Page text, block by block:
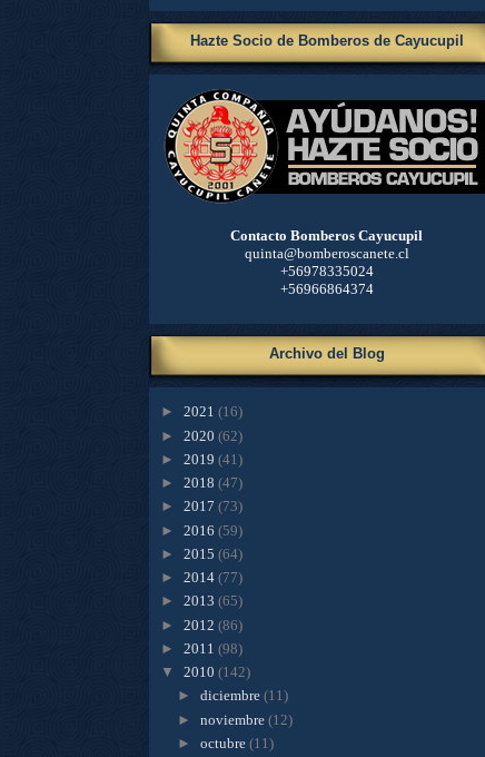
Hazte Socio de Bomberos de Cayucupil
Contacto Bomberos Cayucupil
quinta@bomberoscanete.cl
+56978335024
+56966864374
Archivo del Blog
► 2021 (16)
► 2020 (62)
► 2019 (41)
► 2018 (47)
► 2017 (73)
► 2016 (59)
► 2015 (64)
► 2014 (77)
► 2013 (65)
► 2012 (86)
► 2011 (98)
▼ 2010 (142)
►diciembre(11)
►noviembre(12)
►octubre(11)